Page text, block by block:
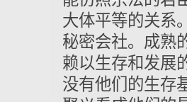
大体平等的关系
秘密会社。成熟
赖以生存和发展
没有他们的生存